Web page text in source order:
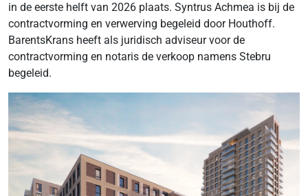
in de eerste helft van 2026 plaats. Syntrus Achmea is bij de
contractvorming en verwerving begeleid door Houthoff.
BarentsKrans heeft als juridisch adviseur voor de
contractvorming en notaris de verkoop namens Stebru
begeleid.